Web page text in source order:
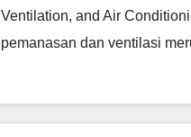
Ventilation, and Air
pemanasan dan ventilasi